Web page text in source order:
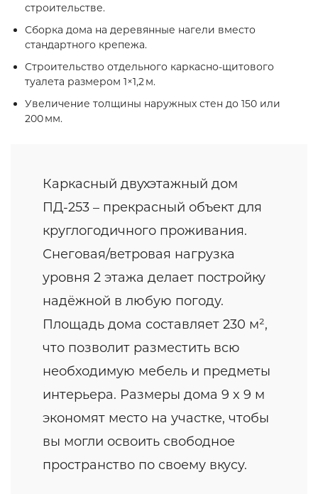
строительстве.
Сборка дома на деревянные нагели вместо
стандартного крепежа.
Строительство отдельного каркасно‑щитового
туалета размером 1×1,2 м.
Увеличение толщины наружных стен до 150 или
200 мм.
Каркасный двухэтажный дом
ПД-253 – прекрасный объект для
круглогодичного проживания.
Снеговая/ветровая нагрузка
уровня 2 этажа делает постройку
надёжной в любую погоду.
Площадь дома составляет 230 м²,
что позволит разместить всю
необходимую мебель и предметы
интерьера. Размеры дома 9 x 9 м
экономят место на участке, чтобы
вы могли освоить свободное
пространство по своему вкусу.